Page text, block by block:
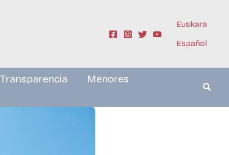
Euskara
Español
Transparencia
Menores